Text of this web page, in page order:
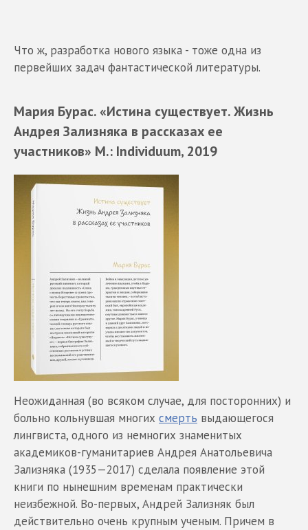
Что ж, разработка нового языка - тоже одна из
первейших задач фантастической литературы.
Мария Бурас. «Истина существует. Жизнь
Андрея Зализняка в рассказах ее
участников» М.: Individuum, 2019
Неожиданная (во всяком случае, для посторонних) и
больно кольнувшая многих смерть выдающегося
лингвиста, одного из немногих знаменитых
академиков-гуманитариев Андрея Анатольевича
Зализняка (1935—2017) сделала появление этой
книги по нынешним временам практически
неизбежной. Во-первых, Андрей Зализняк был
действительно очень крупным ученым. Причем в